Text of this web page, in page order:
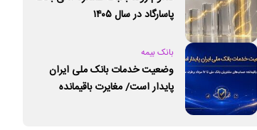
پاسارگاد در سال ۱۴۰۵
بانک بیمه
وضعیت خدمات بانک ملی ایران
پایدار است/ مغایرت‌ باقیمانده